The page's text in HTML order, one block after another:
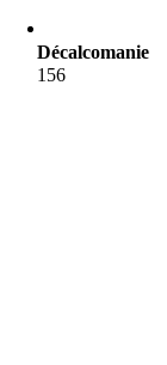
Décalcomanie
156